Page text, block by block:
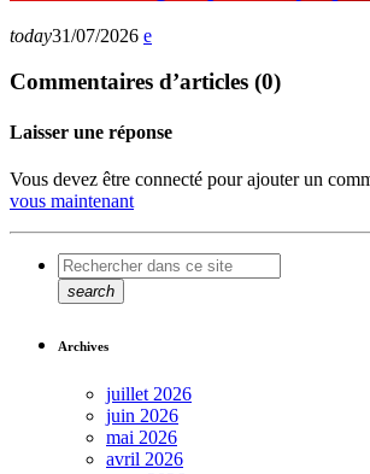
today31/07/2026
Commentaires d’articles (0)
Laisser une réponse
Vous devez être connecté pour ajouter un
vous maintenant
search
Archives
juillet 2026
juin 2026
mai 2026
avril 2026